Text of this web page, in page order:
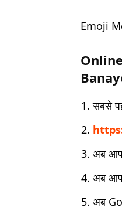
Emoji
सबसे
अब
अब
अब